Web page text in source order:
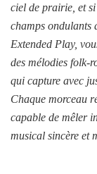
ciel de prairie, et si
champs ondulants
Extended Play,
des mélodies folk-
qui capture avec
Chaque morceau
capable de mêler
musical sincère et